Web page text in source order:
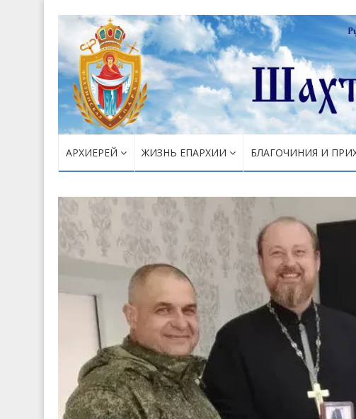
АРХИЕРЕЙ ЖИЗНЬ ЕПАРХИИ БЛАГОЧИНИЯ И